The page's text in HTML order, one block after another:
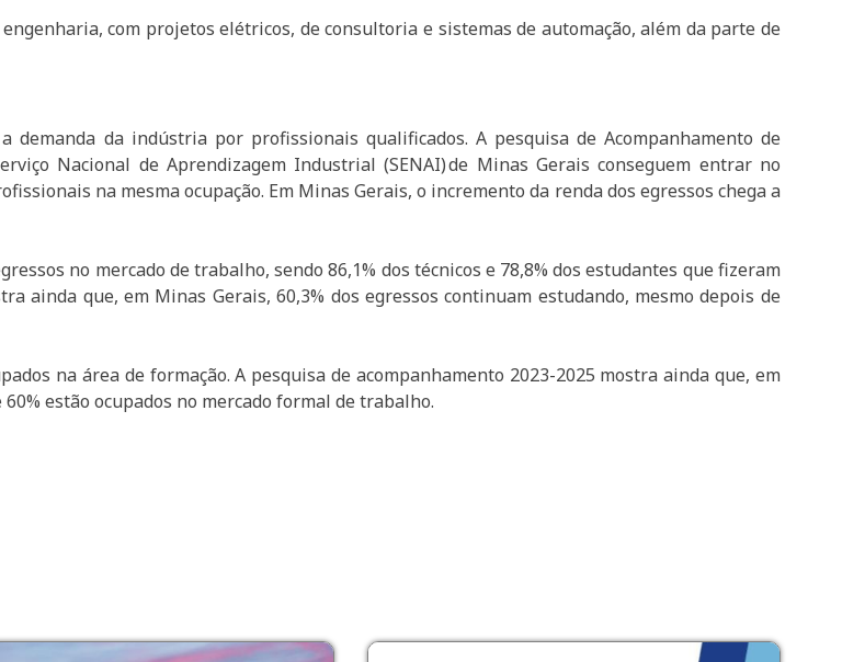
com projetos elétricos, de consultoria e sistemas de automação, além da parte de
demanda da indústria por profissionais qualificados. A pesquisa de Acompanhamento de
Nacional de Aprendizagem Industrial (SENAI) de Minas Gerais conseguem entrar no
na mesma ocupação. Em Minas Gerais, o incremento da renda dos egressos chega a
no mercado de trabalho, sendo 86,1% dos técnicos e 78,8% dos estudantes que fizeram
ainda que, em Minas Gerais, 60,3% dos egressos continuam estudando, mesmo depois de
na área de formação. A pesquisa de acompanhamento 2023-2025 mostra ainda que, em
estão ocupados no mercado formal de trabalho.